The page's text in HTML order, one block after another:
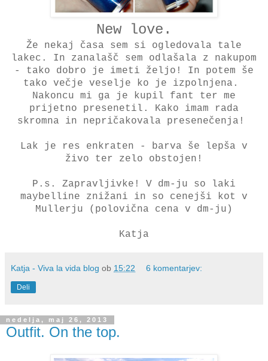
New love.
Že nekaj časa sem si ogledovala tale
lakec. In zanalašč sem odlašala z nakupom
- tako dobro je imeti željo! In potem še
tako večje veselje ko je izpolnjena.
Nakoncu mi ga je kupil fant ter me
prijetno presenetil. Kako imam rada
skromna in nepričakovala presenečenja!
Lak je res enkraten - barva še lepša v
živo ter zelo obstojen!
P.s. Zapravljivke! V dm-ju so laki
maybelline znižani in so cenejši kot v
Mullerju (polovična cena v dm-ju)
Katja
Katja - Viva la vida blog ob 15:22 6 komentarjev:
Deli
nedelja, maj 26, 2013
Outfit. On the top.